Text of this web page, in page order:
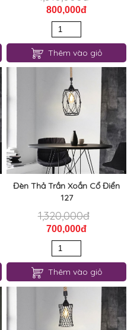
Đèn Thả Trần Xoắn Cổ Điển
127
1,320,000đ
700,000đ